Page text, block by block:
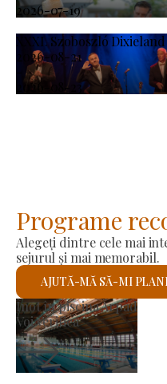
2026-07-19
XXXI. Szoboszló Dixieland
2026-08-21
-
2026-08-23
Programe
Alegeți dintre cele mai
sejurul și mai memorabil.
AJUTĂ-MĂ SĂ-MI